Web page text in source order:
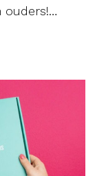
ouders!…